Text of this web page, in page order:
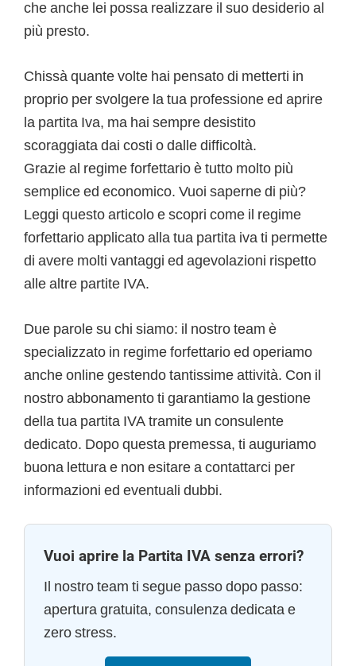
che anche lei possa realizzare il suo desiderio al
più presto.
Chissà quante volte hai pensato di metterti in
proprio per svolgere la tua professione ed aprire
la partita Iva, ma hai sempre desistito
scoraggiata dai costi o dalle difficoltà.
Grazie al regime forfettario è tutto molto più
semplice ed economico. Vuoi saperne di più?
Leggi questo articolo e scopri come il regime
forfettario applicato alla tua partita iva ti permette
di avere molti vantaggi ed agevolazioni rispetto
alle altre partite IVA.
Due parole su chi siamo: il nostro team è
specializzato in regime forfettario ed operiamo
anche online gestendo tantissime attività. Con il
nostro abbonamento ti garantiamo la gestione
della tua partita IVA tramite un consulente
dedicato. Dopo questa premessa, ti auguriamo
buona lettura e non esitare a contattarci per
informazioni ed eventuali dubbi.
Vuoi aprire la Partita IVA senza errori?
Il nostro team ti segue passo dopo passo:
apertura gratuita, consulenza dedicata e
zero stress.